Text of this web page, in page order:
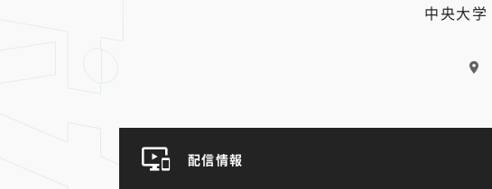
中央大学
配信情報